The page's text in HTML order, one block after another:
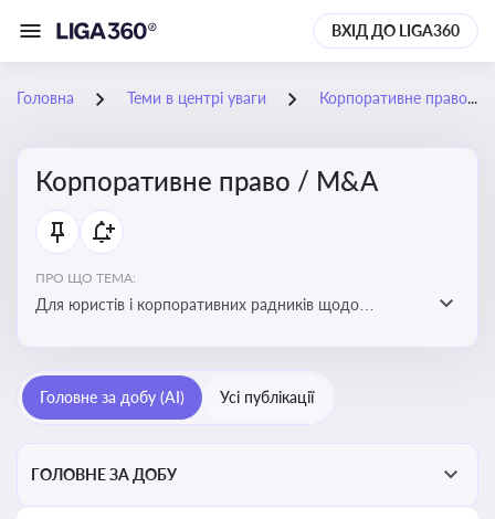
ВХІД ДО LIGA360
Головна Теми в центрі уваги Корпоративне право / M&A
Корпоративне право / M&A
ПРО ЩО ТЕМА:
Для юристів і корпоративних радників щодо
обов’язків мажоритарних і міноритарних акціонерів,
впливу змін у правовому полі на корпоративне
Головне за добу (AI) Усі публікації
ГОЛОВНЕ ЗА ДОБУ